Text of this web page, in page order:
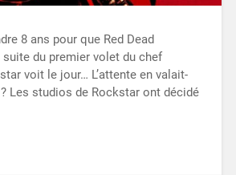
8 ans pour que Red Dead
suite du premier volet du chef
voit le jour… L’attente en valait-
Les studios de Rockstar ont décidé